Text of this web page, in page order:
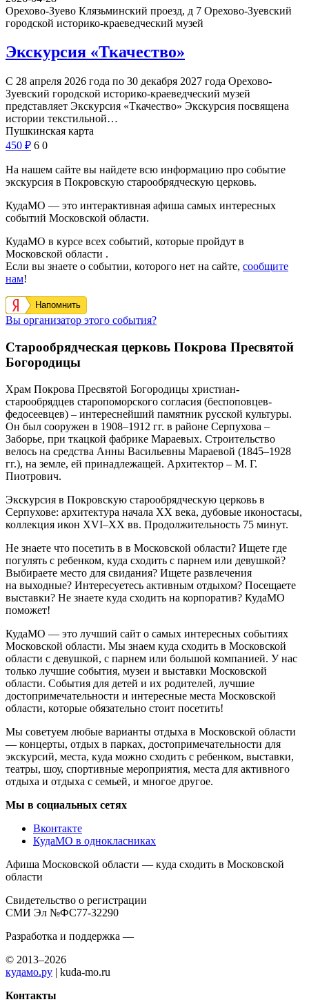
Орехово-Зуево Клязьминский проезд, д 7 Орехово-Зуевский
городской историко-краеведческий музей
Экскурсия «Ткачество»
С 28 апреля 2026 года по 30 декабря 2027 года Орехово-
Зуевский городской историко-краеведческий музей
представляет Экскурсия «Ткачество» Экскурсия посвящена
истории текстильной…
Пушкинская карта
450 ₽ 6 0
На нашем сайте вы найдете всю информацию про событие
экскурсия в Покровскую старообрядческую церковь.
КудаМО — это интерактивная афиша самых интересных
событий Московской области.
КудаМО в курсе всех событий, которые пройдут в
Московской области .
Если вы знаете о событии, которого нет на сайте, сообщите
нам!
Напомнить
Вы организатор этого события?
Старообрядческая церковь Покрова Пресвятой
Богородицы
Храм Покрова Пресвятой Богородицы христиан-
старообрядцев старопоморского согласия (беспоповцев-
федосеевцев) – интереснейший памятник русской культуры.
Он был сооружен в 1908–1912 гг. в районе Серпухова –
Заборье, при ткацкой фабрике Мараевых. Строительство
велось на средства Анны Васильевны Мараевой (1845–1928
гг.), на земле, ей принадлежащей. Архитектор – М. Г.
Пиотрович.
Экскурсия в Покровскую старообрядческую церковь в
Серпухове: архитектура начала XX века, дубовые иконостасы,
коллекция икон XVI–XX вв. Продолжительность 75 минут.
Не знаете что посетить в в Московской области? Ищете где
погулять с ребенком, куда сходить с парнем или девушкой?
Выбираете место для свидания? Ищете развлечения
на выходные? Интересуетесь активным отдыхом? Посещаете
выставки? Не знаете куда сходить на корпоратив? КудаМО
поможет!
КудаМО — это лучший сайт о самых интересных событиях
Московской области. Мы знаем куда сходить в Московской
области с девушкой, с парнем или большой компанией. У нас
только лучшие события, музеи и выставки Московской
области. События для детей и их родителей, лучшие
достопримечательности и интересные места Московской
области, которые обязательно стоит посетить!
Мы советуем любые варианты отдыха в Московской области
— концерты, отдых в парках, достопримечательности для
экскурсий, места, куда можно сходить с ребенком, выставки,
театры, шоу, спортивные мероприятия, места для активного
отдыха и отдыха с семьей, и многое другое.
Мы в социальных сетях
Вконтакте
КудаМО в однокласниках
Афиша Московской области — куда сходить в Московской
области
Свидетельство о регистрации
СМИ Эл №ФС77-32290
Разработка и поддержка —
© 2013–2026
кудамо.ру | kuda-mo.ru
Контакты